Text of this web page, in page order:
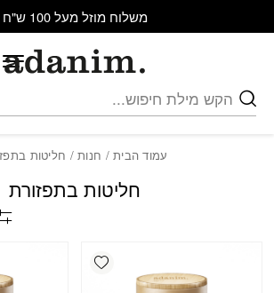
משלוח מוזל מעל 100 ש"ח
חיפוש
עמוד הבית/ חנות/ חליטות
חליטות בתפזורת
Add wishlist